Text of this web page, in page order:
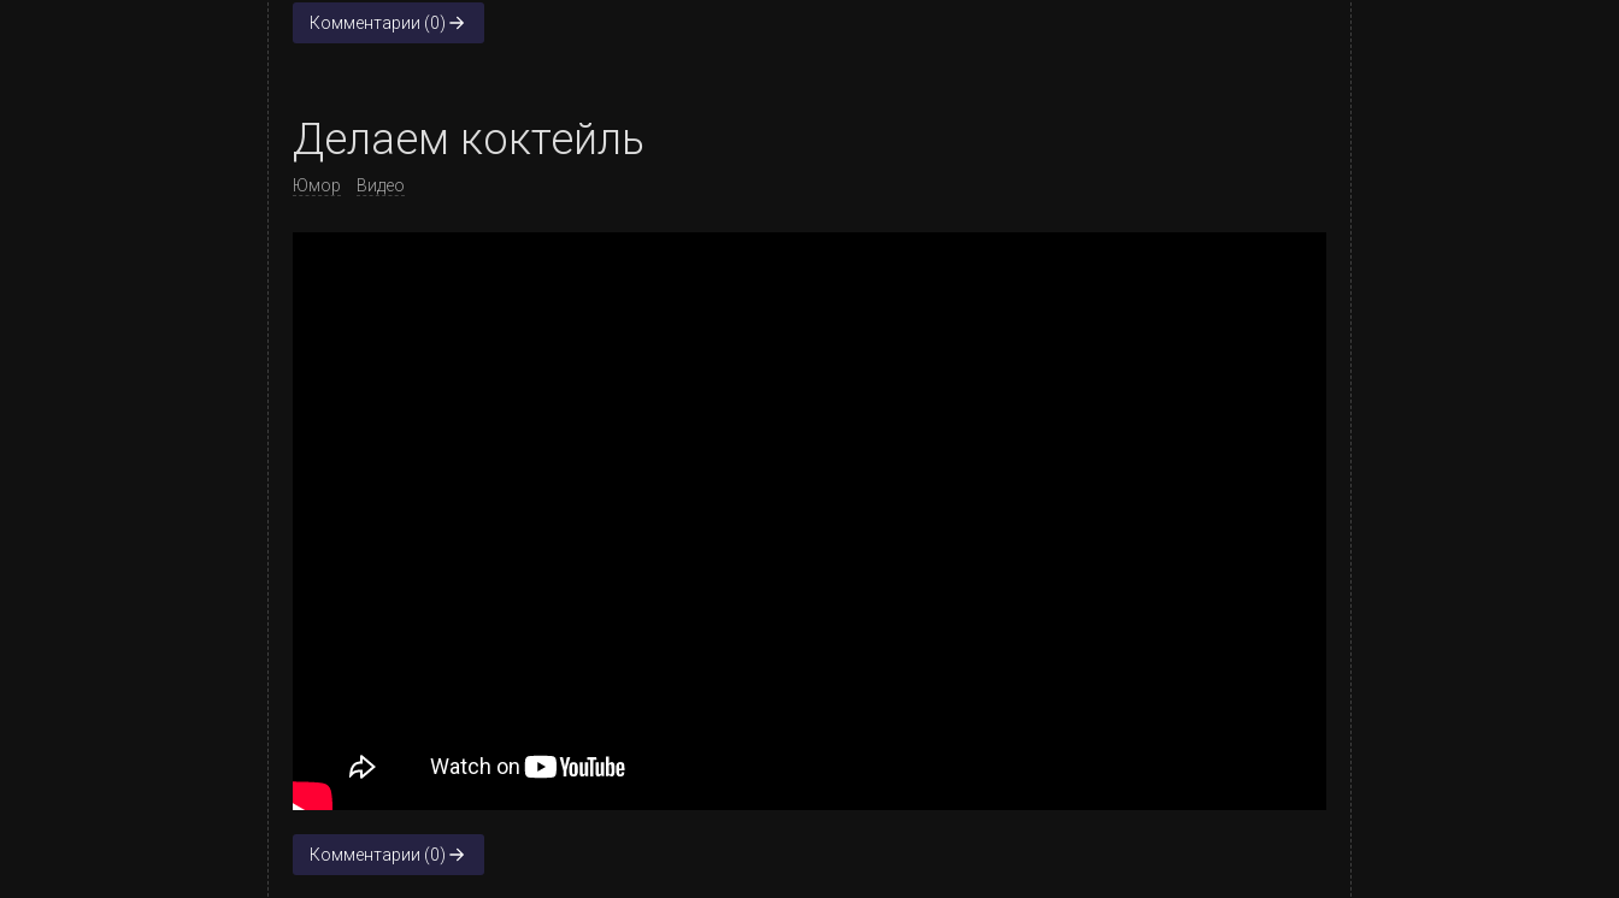
Комментарии (0)
Делаем коктейль
Юмор Видео
Комментарии (0)